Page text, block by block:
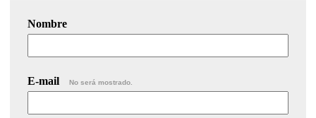
Nombre
E-mail No será mostrado.